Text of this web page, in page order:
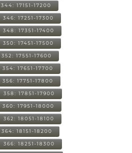
344: 17151-17200
346: 17251-17300
348: 17351-17400
350: 17451-17500
352: 17551-17600
354: 17651-17700
356: 17751-17800
358: 17851-17900
360: 17951-18000
362: 18051-18100
364: 18151-18200
366: 18251-18300